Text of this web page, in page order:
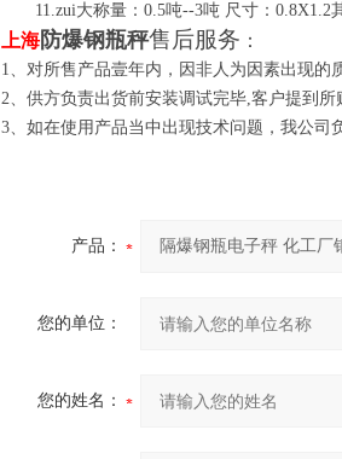
11.zui大称量：0.5吨--3吨 尺寸：0.8X1.2
上海防爆钢瓶秤售后服务 ：
1、对所售产品壹年内，因非人为因素出现的
2、供方负责出货前安装调试完毕,客户提到所
3、如在使用产品当中出现技术问题，我公司
产品：
您的单位：
您的姓名：